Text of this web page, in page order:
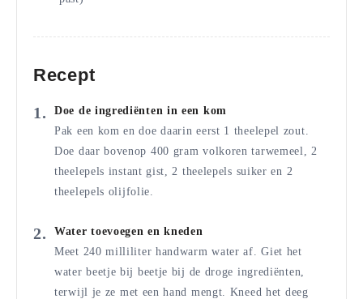
Recept
Doe de ingrediënten in een kom
Pak een kom en doe daarin eerst 1 theelepel zout.
Doe daar bovenop 400 gram volkoren tarwemeel, 2
theelepels instant gist, 2 theelepels suiker en 2
theelepels olijfolie.
Water toevoegen en kneden
Meet 240 milliliter handwarm water af. Giet het
water beetje bij beetje bij de droge ingrediënten,
terwijl je ze met een hand mengt. Kneed het deeg